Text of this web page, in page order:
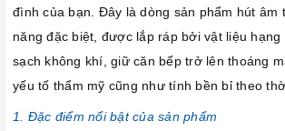
đình của bạn. Đây là dòng sản phẩm hút âm
năng đặc biệt, được lắp ráp bởi vật liệu hạng
sạch không khí, giữ căn bếp trở lên thoáng
yếu tố thẩm mỹ cũng như tính bền bỉ theo
1. Đặc điểm nổi bật của sản phẩm